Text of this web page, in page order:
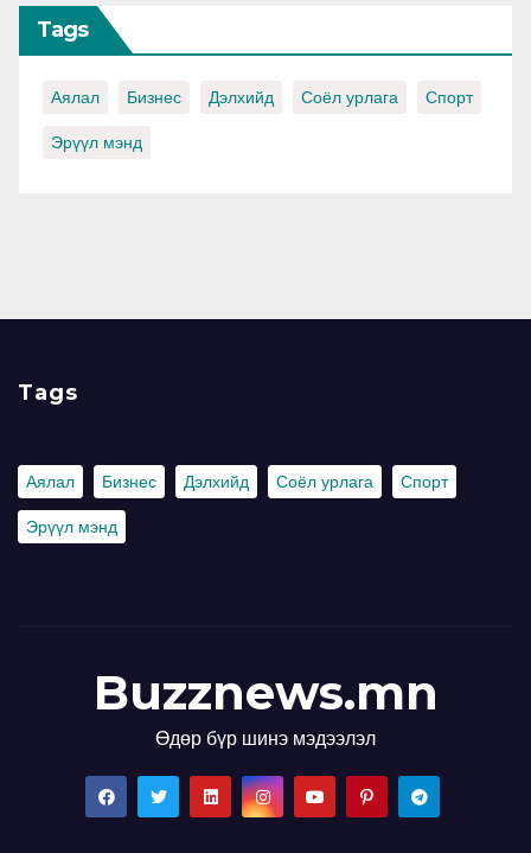
Tags
Аялал Бизнес Дэлхийд Соёл урлага Спорт
Эрүүл мэнд
Tags
Аялал Бизнес Дэлхийд Соёл урлага Спорт
Эрүүл мэнд
Buzznews.mn
Өдөр бүр шинэ мэдээлэл